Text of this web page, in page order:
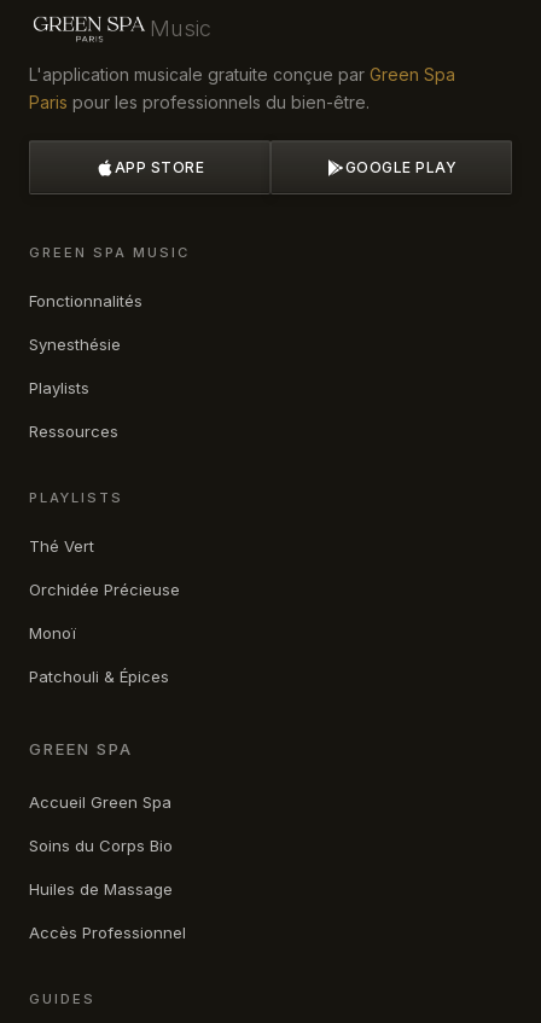
Music
L'application musicale gratuite conçue par Green Spa
Paris pour les professionnels du bien-être.
APP STORE GOOGLE PLAY
GREEN SPA MUSIC
Fonctionnalités
Synesthésie
Playlists
Ressources
PLAYLISTS
Thé Vert
Orchidée Précieuse
Monoï
Patchouli & Épices
GREEN SPA
Accueil Green Spa
Soins du Corps Bio
Huiles de Massage
Accès Professionnel
GUIDES